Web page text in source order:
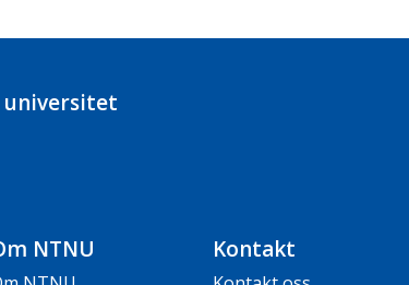
universitet
NTNU Kontakt